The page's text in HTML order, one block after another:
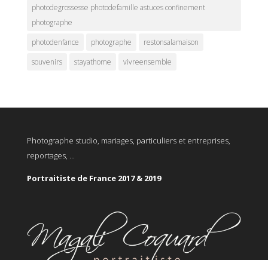
photodegrossesse photodefamille astuces confinement
photographe
photodenfance
photographe
restonsalamaison
souvenirs
stayathome vivreensemble
Photographe studio, mariages, particuliers et entreprises,
reportages, ...
Portraitiste de France 2017 & 2019